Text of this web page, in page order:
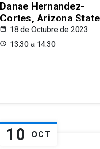
Danae Hernandez-
Cortes, Arizona State
18 de Octubre de 2023
13:30 a 14:30
10 OCT